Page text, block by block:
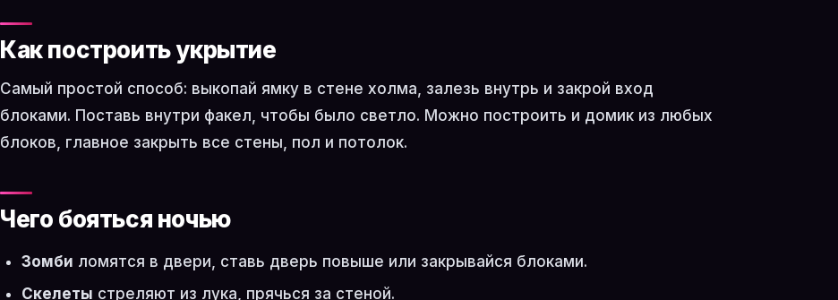
Как построить укрытие
Самый простой способ: выкопай ямку в стене холма, залезь внутрь и закрой вход
блоками. Поставь внутри факел, чтобы было светло. Можно построить и домик из любых
блоков, главное закрыть все стены, пол и потолок.
Чего бояться ночью
Зомби ломятся в двери, ставь дверь повыше или закрывайся блоками.
Скелеты стреляют из лука, прячься за стеной.